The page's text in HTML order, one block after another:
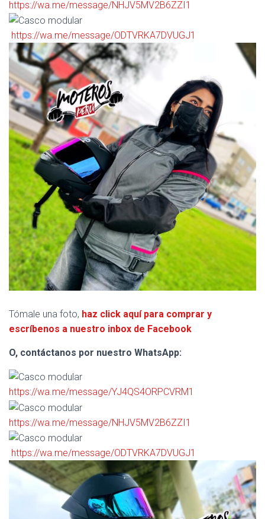
https://wa.me/message/NHJV5MV2B6ZZI1
https://wa.me/message/ODTVRKA7DVUGJ1
Tómale una foto, haz click aquí para comprar y
escríbenos a nuestro inbox de Facebook
O, contáctanos por nuestro WhatsApp:
https://wa.me/message/YJ4QS4ORPCVRM1
https://wa.me/message/NHJV5MV2B6ZZI1
https://wa.me/message/ODTVRKA7DVUGJ1